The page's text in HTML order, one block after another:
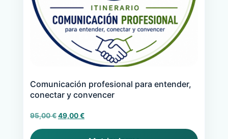
Comunicación profesional para entender,
conectar y convencer
95,00€El
49,00€El